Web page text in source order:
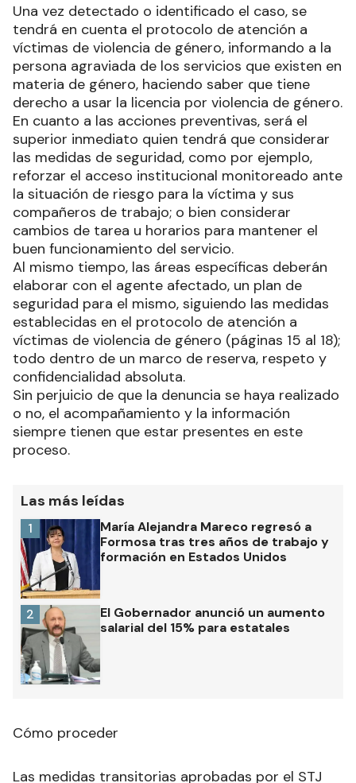
Una vez detectado o identificado el caso, se
tendrá en cuenta el protocolo de atención a
víctimas de violencia de género, informando a la
persona agraviada de los servicios que existen en
materia de género, haciendo saber que tiene
derecho a usar la licencia por violencia de género.
En cuanto a las acciones preventivas, será el
superior inmediato quien tendrá que considerar
las medidas de seguridad, como por ejemplo,
reforzar el acceso institucional monitoreado ante
la situación de riesgo para la víctima y sus
compañeros de trabajo; o bien considerar
cambios de tarea u horarios para mantener el
buen funcionamiento del servicio.
Al mismo tiempo, las áreas específicas deberán
elaborar con el agente afectado, un plan de
seguridad para el mismo, siguiendo las medidas
establecidas en el protocolo de atención a
víctimas de violencia de género (páginas 15 al 18);
todo dentro de un marco de reserva, respeto y
confidencialidad absoluta.
Sin perjuicio de que la denuncia se haya realizado
o no, el acompañamiento y la información
siempre tienen que estar presentes en este
proceso.
Las más leídas
María Alejandra Mareco regresó a
Formosa tras tres años de trabajo y
formación en Estados Unidos
1
El Gobernador anunció un aumento
salarial del 15% para estatales
2
Cómo proceder
Las medidas transitorias aprobadas por el STJ